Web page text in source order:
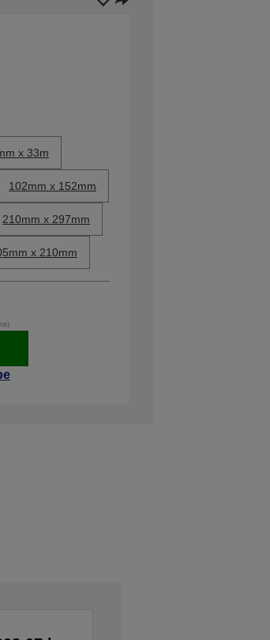
x 33m
102mm x 152mm
210mm x 297mm
x 210mm